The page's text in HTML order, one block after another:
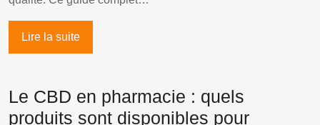
Lire la suite
Le CBD en pharmacie : quels
produits sont disponibles pour